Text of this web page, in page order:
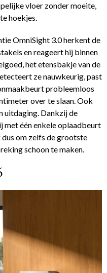
vloer zonder moeite,
hoekjes.
OmniSight 3.0 herkent de
en reageert hij binnen
het etensbakje van de
ze nauwkeurig, past
probleemloos
over te slaan. Ook
uitdaging. Dankzij de
één enkele oplaadbeurt
dus om zelfs de grootste
schoon te maken.